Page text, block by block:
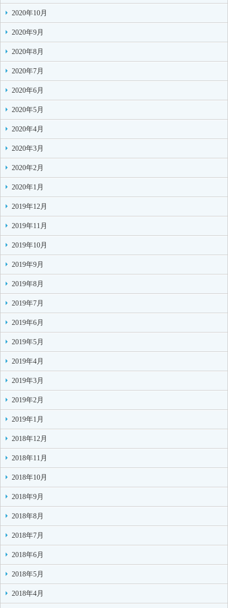
2020年10月
2020年9月
2020年8月
2020年7月
2020年6月
2020年5月
2020年4月
2020年3月
2020年2月
2020年1月
2019年12月
2019年11月
2019年10月
2019年9月
2019年8月
2019年7月
2019年6月
2019年5月
2019年4月
2019年3月
2019年2月
2019年1月
2018年12月
2018年11月
2018年10月
2018年9月
2018年8月
2018年7月
2018年6月
2018年5月
2018年4月